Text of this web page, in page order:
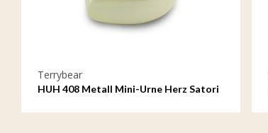
Terrybear
HUH 408 Metall Mini-Urne Herz Satori